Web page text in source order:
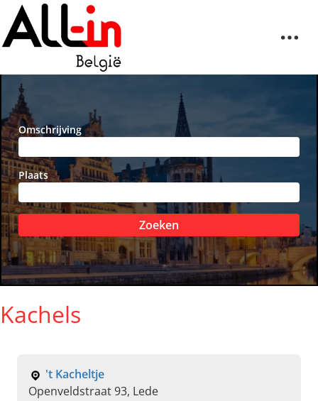
Omschrijving
Plaats
Zoeken
Kachels
't Kacheltje
Openveldstraat 93, Lede